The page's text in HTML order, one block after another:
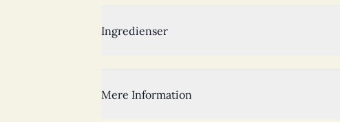
Ingredienser
Mere Information